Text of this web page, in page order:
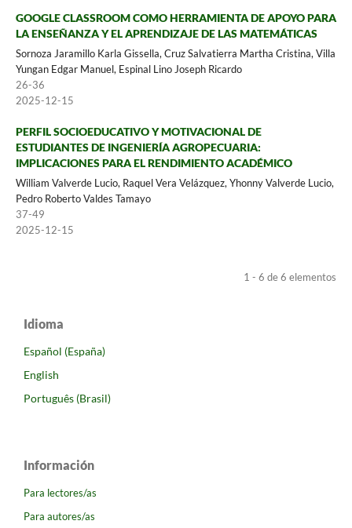
GOOGLE CLASSROOM COMO HERRAMIENTA DE APOYO PARA
LA ENSEÑANZA Y EL APRENDIZAJE DE LAS MATEMÁTICAS
Sornoza Jaramillo Karla Gissella, Cruz Salvatierra Martha Cristina, Villa
Yungan Edgar Manuel, Espinal Lino Joseph Ricardo
26-36
2025-12-15
PERFIL SOCIOEDUCATIVO Y MOTIVACIONAL DE
ESTUDIANTES DE INGENIERÍA AGROPECUARIA:
IMPLICACIONES PARA EL RENDIMIENTO ACADÉMICO
William Valverde Lucio, Raquel Vera Velázquez, Yhonny Valverde Lucio,
Pedro Roberto Valdes Tamayo
37-49
2025-12-15
1 - 6 de 6 elementos
Idioma
Español (España)
English
Português (Brasil)
Información
Para lectores/as
Para autores/as